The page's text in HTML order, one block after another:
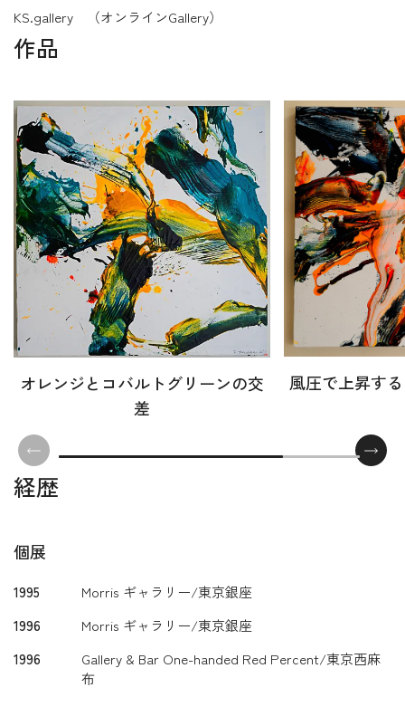
KS.gallery （オンラインGallery）
作品
オレンジとコバルトグリーンの交
差
風圧で上昇す
経歴
個展
1995
Morris ギャラリー/東京銀座
1996
Morris ギャラリー/東京銀座
1996
Gallery & Bar One-handed Red Percent/東京西麻
布